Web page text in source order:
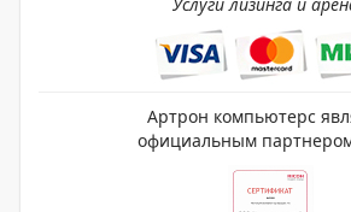
Артрон компьютерс
официальным